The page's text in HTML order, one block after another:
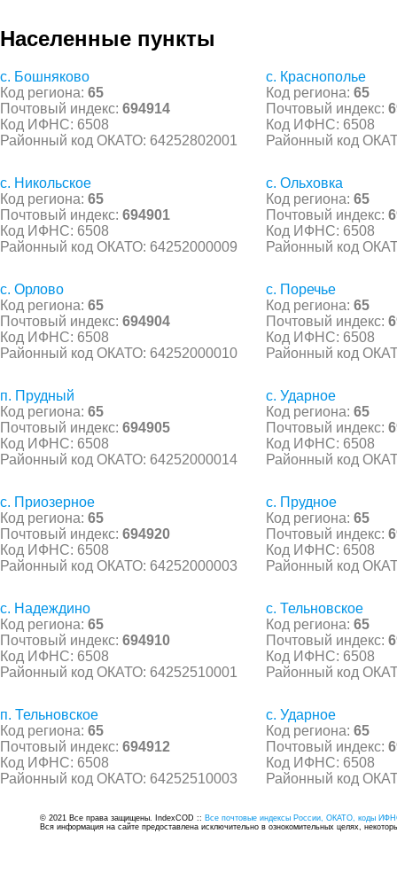
Населенные пункты
с. Бошняково
Код региона: 65
Почтовый индекс: 694914
Код ИФНС: 6508
Районный код ОКАТО: 64252802001
с. Краснополье
Код региона: 65
Почтовый индекс:
Код ИФНС: 6508
Районный код
с. Никольское
Код региона: 65
Почтовый индекс: 694901
Код ИФНС: 6508
Районный код ОКАТО: 64252000009
с. Ольховка
Код региона: 65
Почтовый индекс:
Код ИФНС: 6508
Районный код
с. Орлово
Код региона: 65
Почтовый индекс: 694904
Код ИФНС: 6508
Районный код ОКАТО: 64252000010
с. Поречье
Код региона: 65
Почтовый индекс:
Код ИФНС: 6508
Районный код
п. Прудный
Код региона: 65
Почтовый индекс: 694905
Код ИФНС: 6508
Районный код ОКАТО: 64252000014
с. Ударное
Код региона: 65
Почтовый индекс:
Код ИФНС: 6508
Районный код
с. Приозерное
Код региона: 65
Почтовый индекс: 694920
Код ИФНС: 6508
Районный код ОКАТО: 64252000003
с. Прудное
Код региона: 65
Почтовый индекс:
Код ИФНС: 6508
Районный код
с. Надеждино
Код региона: 65
Почтовый индекс: 694910
Код ИФНС: 6508
Районный код ОКАТО: 64252510001
с. Тельновское
Код региона: 65
Почтовый индекс:
Код ИФНС: 6508
Районный код
п. Тельновское
Код региона: 65
Почтовый индекс: 694912
Код ИФНС: 6508
Районный код ОКАТО: 64252510003
с. Ударное
Код региона: 65
Почтовый индекс:
Код ИФНС: 6508
Районный код
© 2021 Все права защищены. IndexCOD :: Все почтовые индексы России, ОКАТО, коды
Вся информация на сайте предоставлена исключительно в ознокомительных целях,